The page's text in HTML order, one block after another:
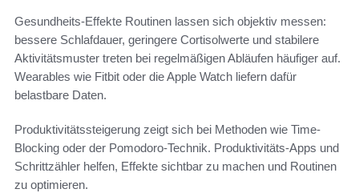
Gesundheits-Effekte Routinen lassen sich objektiv messen:
bessere Schlafdauer, geringere Cortisolwerte und stabilere
Aktivitätsmuster treten bei regelmäßigen Abläufen häufiger auf.
Wearables wie Fitbit oder die Apple Watch liefern dafür
belastbare Daten.
Produktivitätssteigerung zeigt sich bei Methoden wie Time-
Blocking oder der Pomodoro-Technik. Produktivitäts-Apps und
Schrittzähler helfen, Effekte sichtbar zu machen und Routinen
zu optimieren.